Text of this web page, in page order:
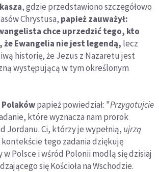
, gdzie przedstawiono szczegółowo
Chrystusa, papież zauważył:
chce uprzedzić tego, kto
że Ewangelia nie jest legendą, lecz
historię, że Jezus z Nazaretu jest
występującą w tym określonym
Polakówpapież powiedział: "Przygotujcie
które wyznacza nam prorok
Jordanu. Ci, którzy je wypełnią, ujrzą
kontekście tego zadania dziękuję
Polsce i wśród Polonii modlą się dzisiaj
się Kościoła na Wschodzie.